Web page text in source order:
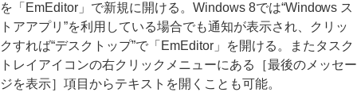
を「EmEditor」で新規に開ける。Windows 8では“Windows ス
トアアプリ”を利用している場合でも通知が表示され、クリッ
クすれば“デスクトップ”で「EmEditor」を開ける。またタスク
トレイアイコンの右クリックメニューにある［最後のメッセー
ジを表示］項目からテキストを開くことも可能。